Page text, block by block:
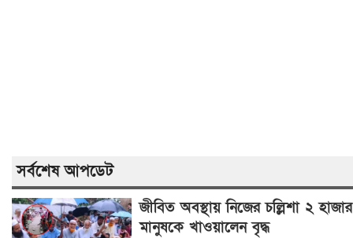
সর্বশেষ আপডেট
জীবিত অবস্থায় নিজের চল্লিশা ২ হাজার
মানুষকে খাওয়ালেন বৃদ্ধ